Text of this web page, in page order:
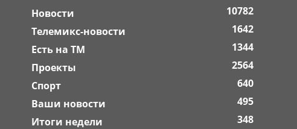
Новости
10782
Телемикс-новости
1642
Есть на ТМ
1344
Проекты
2564
Спорт
640
Ваши новости
495
Итоги недели
348